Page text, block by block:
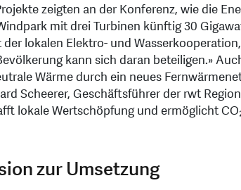
zeigten an der Konferenz, wie die
mit drei Turbinen künftig 30
der lokalen Elektro- und
kann sich daran beteiligen.»
Wärme durch ein neues
Scheerer, Geschäftsführer der rwt
lokale Wertschöpfung und ermöglicht
zur Umsetzung